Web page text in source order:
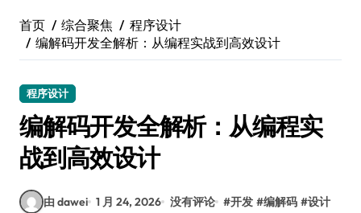
首页 综合聚焦
程序设计
编解码开发全解析：从编程实战到高效设计
程序设计
编解码开发全解析：从编程实
战到高效设计
由 dawei 1 月 24, 2026 没有评论 #开发 #编解码 #设计